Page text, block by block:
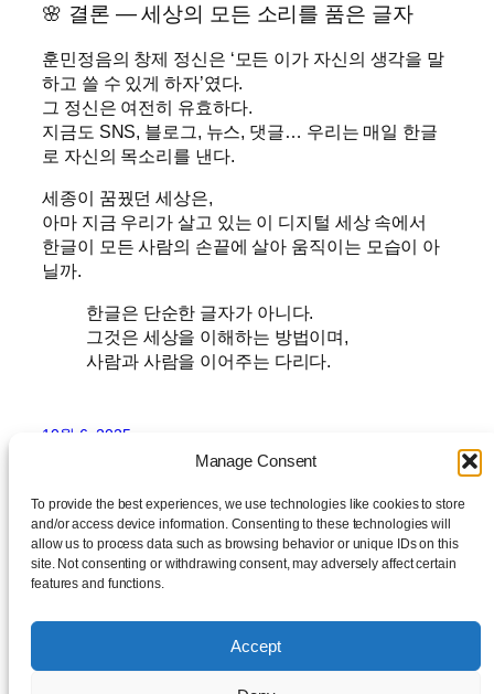
Manage Consent
To provide the best experiences, we use technologies like cookies to store
and/or access device information. Consenting to these technologies will
allow us to process data such as browsing behavior or unique IDs on this
site. Not consenting or withdrawing consent, may adversely affect certain
features and functions.
Accept
🌸 결론 — 세상의 모든 소리를 품은 글자
훈민정음의 창제 정신은 ‘모든 이가 자신의 생각을 말
하고 쓸 수 있게 하자’였다.
그 정신은 여전히 유효하다.
지금도 SNS, 블로그, 뉴스, 댓글… 우리는 매일 한글
로 자신의 목소리를 낸다.
세종이 꿈꿨던 세상은,
아마 지금 우리가 살고 있는 이 디지털 세상 속에서
한글이 모든 사람의 손끝에 살아 움직이는 모습이 아
닐까.
한글은 단순한 글자가 아니다.
그것은 세상을 이해하는 방법이며,
사람과 사람을 이어주는 다리다.
10월 6, 2025
daylog